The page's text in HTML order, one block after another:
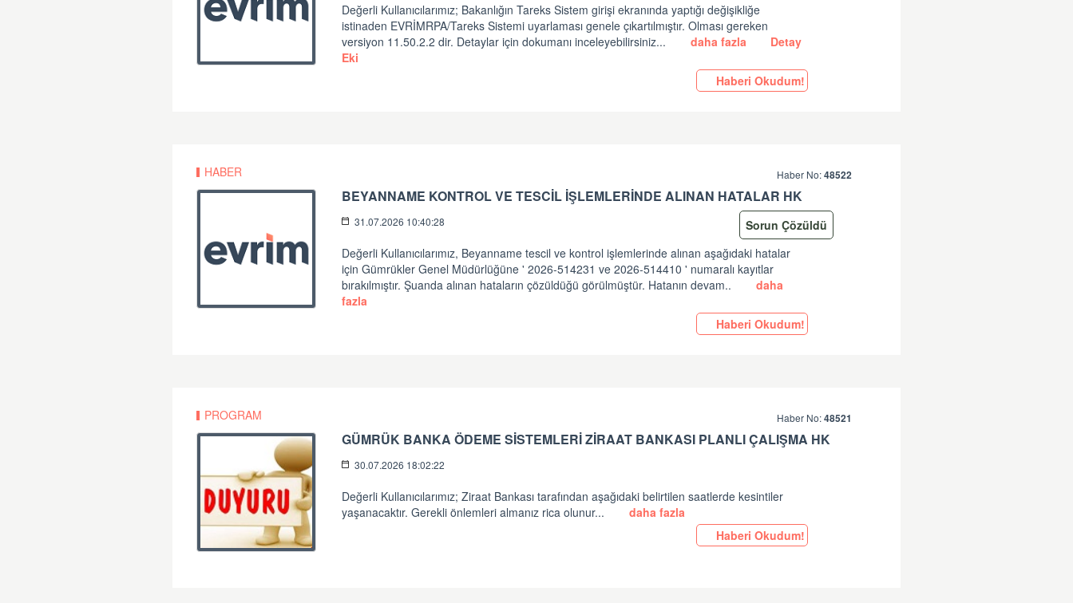
Değerli Kullanıcılarımız; Bakanlığın Tareks Sistem girişi ekranında yaptığı değişikliğe
istinaden EVRİMRPA/Tareks Sistemi uyarlaması genele çıkartılmıştır. Olması gereken
versiyon 11.50.2.2 dir. Detaylar için dokumanı inceleyebilirsiniz...
daha fazla
Detay
Eki
Haberi Okudum!
HABER Haber No:48522
BEYANNAME KONTROL VE TESCİL İŞLEMLERİNDE ALINAN HATALAR HK
31.07.2026 10:40:28
Sorun Çözüldü
Değerli Kullanıcılarımız, Beyanname tescil ve kontrol işlemlerinde alınan aşağıdaki hatalar
için Gümrükler Genel Müdürlüğüne ' 2026-514231 ve 2026-514410 ' numaralı kayıtlar
bırakılmıştır. Şuanda alınan hataların çözüldüğü görülmüştür. Hatanın devam..
daha
fazla
Haberi Okudum!
PROGRAM Haber No:48521
GÜMRÜK BANKA ÖDEME SİSTEMLERİ ZİRAAT BANKASI PLANLI ÇALIŞMA HK
30.07.2026 18:02:22
Değerli Kullanıcılarımız; Ziraat Bankası tarafından aşağıdaki belirtilen saatlerde kesintiler
yaşanacaktır. Gerekli önlemleri almanız rica olunur...
daha fazla
Haberi Okudum!